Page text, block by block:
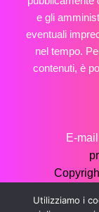
e gli
eventuali
nel tempo.
contenuti, è
E-
Utilizziamo i